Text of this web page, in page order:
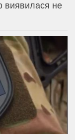
виявилася не